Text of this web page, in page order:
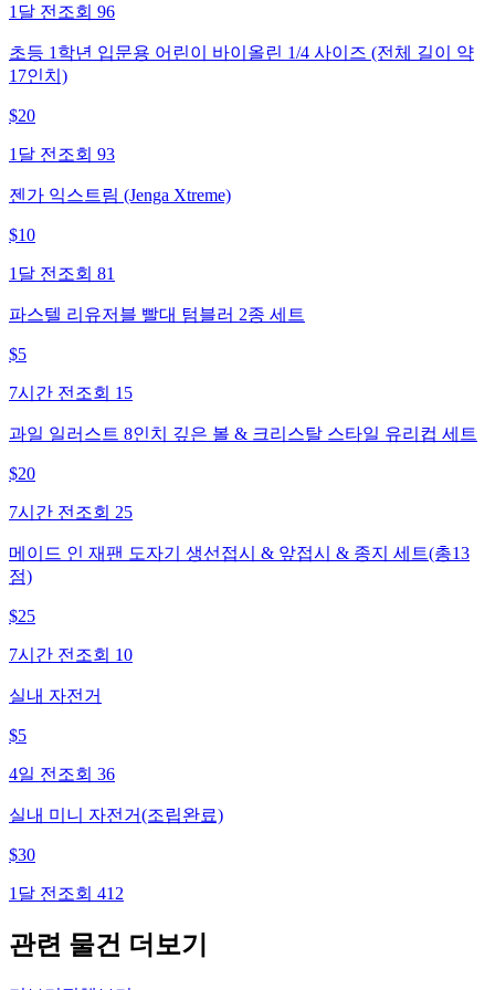
1달 전 조회 96
초등 1학년 입문용 어린이 바이올린 1/4 사이즈 (전체 길이 약
17인치)
$20
1달 전 조회 93
젠가 익스트림 (Jenga Xtreme)
$10
1달 전 조회 81
파스텔 리유저블 빨대 텀블러 2종 세트
$5
7시간 전 조회 15
과일 일러스트 8인치 깊은 볼 & 크리스탈 스타일 유리컵 세트
$20
7시간 전 조회 25
메이드 인 재팬 도자기 생선접시 & 앞접시 & 종지 세트(총13
점)
$25
7시간 전 조회 10
실내 자전거
$5
4일 전 조회 36
실내 미니 자전거(조립완료)
$30
1달 전 조회 412
관련 물건 더보기